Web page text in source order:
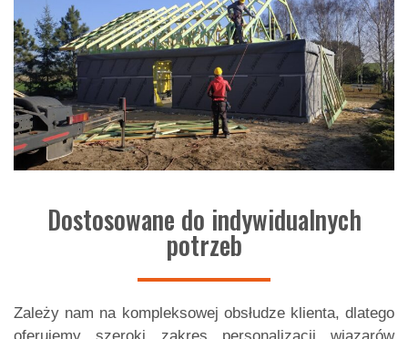
Dostosowane do indywidualnych
potrzeb
Zależy nam na kompleksowej obsłudze klienta, dlatego